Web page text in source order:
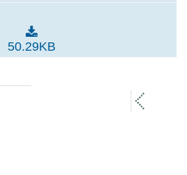
na rynek Wietnamu
50.29KB